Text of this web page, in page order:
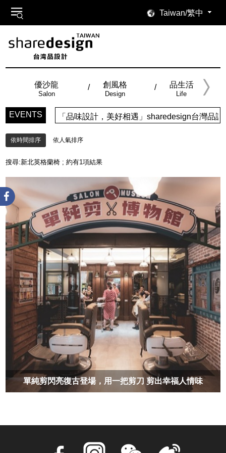
Taiwan/繁中
優沙龍
Salon
創風格
Design
品生活
Life
EVENTS 「品味設計，美好相遇」sharedesign台灣品
依時間排序 依人氣排序
搜尋:新北英格蘭椅 ; 約有1項結果
單純剪閃亮復古登場，用一把剪刀 剪出幸福人情味